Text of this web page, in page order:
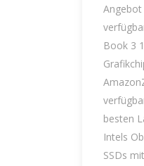
Book 3
besten
Intels
SSDs